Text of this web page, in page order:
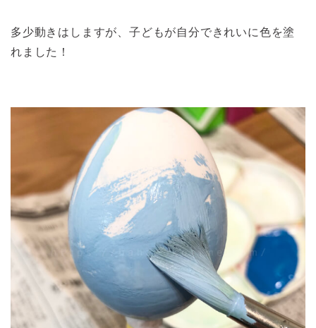
多少動きはしますが、子どもが自分できれいに色を塗
れました！